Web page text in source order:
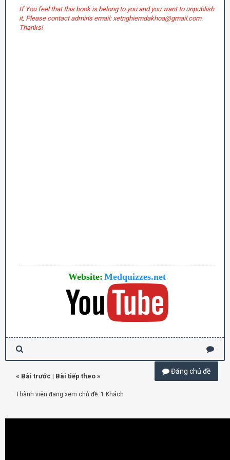
If You feel that this book is belong to you and you want to unpublish
it, Please contact admin's email: xetnghiemdakhoa@gmail.com.
Thanks!
Website: Medquizzes.net
Đăng chủ đề
« Bài trước | Bài tiếp theo »
Thành viên đang xem chủ đề: 1 Khách